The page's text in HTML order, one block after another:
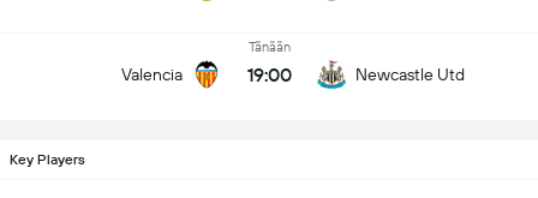
Valencia
Tänään
19:00 Newcastle Utd
Key Players